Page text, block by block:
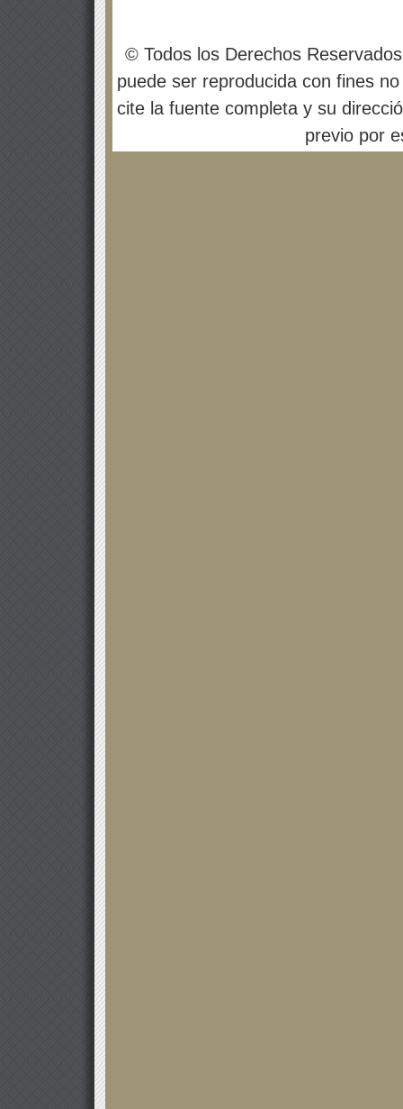
© Todos los Derechos
puede ser reproducida con fines
cite la fuente completa y su
previo por